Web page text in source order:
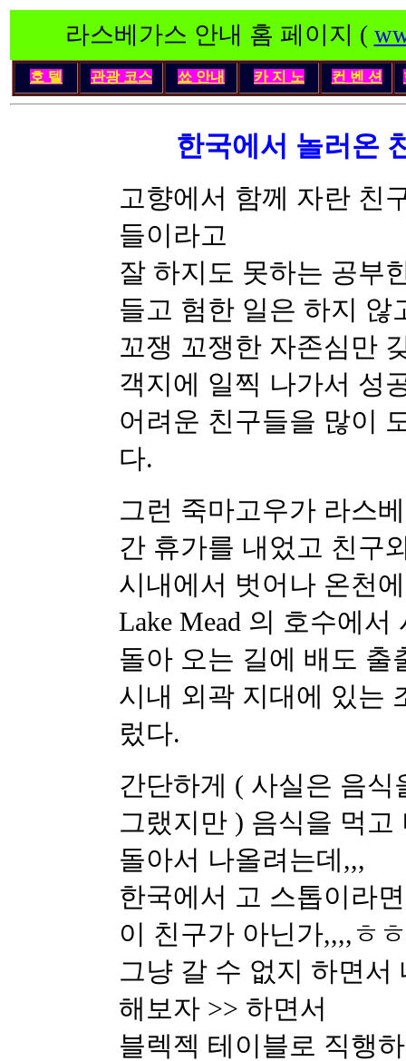
라스베가스 안내 홈 페이지 (
호 텔 관광 코스 쑈 안내 카 지 노 컨 벤 션
한국에서 놀러온
고향에서 함께 자란 친
들이라고
잘 하지도 못하는 공부
들고 험한 일은 하지 않
꼬쟁 꼬쟁한 자존심만
객지에 일찍 나가서 성
어려운 친구들을 많이
다.
그런 죽마고우가 라스
간 휴가를 내었고 친구
시내에서 벗어나 온천
Lake Mead 의 호수에
돌아 오는 길에 배도 출
시내 외곽 지대에 있는
렀다.
간단하게 ( 사실은 음
그랬지만 ) 음식을 먹고
돌아서 나올려는데,,,
한국에서 고 스톱이라
이 친구가 아닌가,,,,ㅎ
그냥 갈 수 없지 하면서
해보자 >> 하면서
블렉젝 테이블로 직행